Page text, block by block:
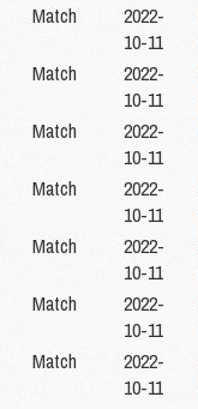
Match
2022-
10-11
Match
2022-
10-11
Match
2022-
10-11
Match
2022-
10-11
Match
2022-
10-11
Match
2022-
10-11
Match
2022-
10-11